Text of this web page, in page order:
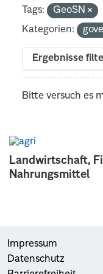
Landwirtschaft,
Nahrungsmittel
Tags: GeoSN
Kategorien:
Ergebnisse
Bitte versuch es
Impressum
Datenschutz